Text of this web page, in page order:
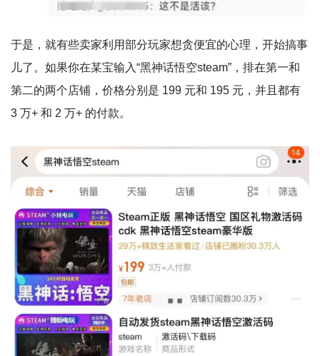
于是，就有些卖家利用部分玩家想贪便宜的心理，开始搞事
儿了。如果你在某宝输入“黑神话悟空steam”，排在第一和
第二的两个店铺，价格分别是 199 元和 195 元，并且都有
3 万+ 和 2 万+ 的付款。